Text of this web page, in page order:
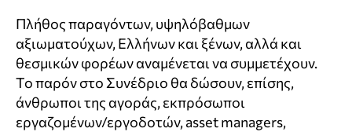
Πλήθος παραγόντων, υψηλόβαθμων
αξιωματούχων, Ελλήνων και ξένων, αλλά και
θεσμικών φορέων αναμένεται να συμμετέχουν.
Το παρόν στο Συνέδριο θα δώσουν, επίσης,
άνθρωποι της αγοράς, εκπρόσωποι
εργαζομένων/εργοδοτών, asset managers,